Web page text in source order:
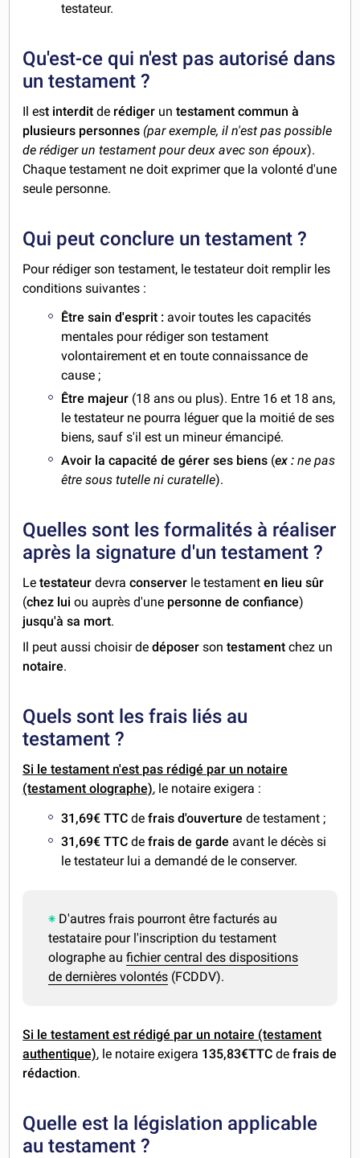
testateur.
Qu'est-ce qui n'est pas autorisé dans
un testament ?
Il est interditde rédiger un testament commun à
plusieurs personnes (par exemple, il n'est pas possible
de rédiger un testament pour deux avec son époux).
Chaque testament ne doit exprimer que la volonté d'une
seule personne.
Qui peut conclure un testament ?
Pour rédiger son testament, le testateur doit remplir les
conditions suivantes :
Être sain d'esprit : avoir toutes les capacités
mentales pour rédiger son testament
volontairement et en toute connaissance de
cause ;
Être majeur (18 ans ou plus). Entre 16 et 18 ans,
le testateur ne pourra léguer que la moitié de ses
biens, sauf s'il est un mineur émancipé.
Avoir la capacité de gérer ses biens (ex :ne pas
être sous tutelle ni curatelle).
Quelles sont les formalités à réaliser
après la signature d'un testament ?
Letestateurdevra conserver le testamenten lieu sûr
(chez luiou auprès d'une personne de confiance)
jusqu'à sa mort.
Il peut aussi choisir dedéposerson testament chez un
notaire.
Quels sont les frais liés au
testament ?
Si le testament n'est pas rédigé par un notaire
(testament olographe), le notaire exigera :
31,69€ TTCdefrais d'ouverturede testament ;
31,69€ TTCdefrais de garde avant le décès si
le testateur lui a demandé de le conserver.
D'autres frais pourront être facturés au
testataire pour l'inscription du testament
olographe aufichier central des dispositions
de dernières volontés (FCDDV).
Si le testament est rédigé par un notaire (testament
authentique), le notaire exigera 135,83€TTC defrais de
rédaction.
Quelle est la législation applicable
au testament ?